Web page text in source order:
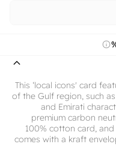
This ‘local icons' card
of the Gulf region, such
and Emirati
premium carbon
100% cotton card,
comes with a kraft